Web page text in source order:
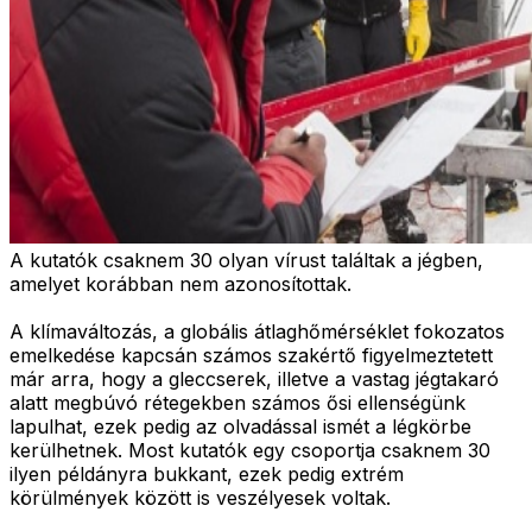
A kutatók csaknem 30 olyan vírust találtak a jégben,
amelyet korábban nem azonosítottak.
A klímaváltozás, a globális átlaghőmérséklet fokozatos
emelkedése kapcsán számos szakértő figyelmeztetett
már arra, hogy a gleccserek, illetve a vastag jégtakaró
alatt megbúvó rétegekben számos ősi ellenségünk
lapulhat, ezek pedig az olvadással ismét a légkörbe
kerülhetnek. Most kutatók egy csoportja csaknem 30
ilyen példányra bukkant, ezek pedig extrém
körülmények között is veszélyesek voltak.